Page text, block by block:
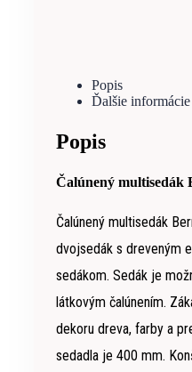
Popis
Ďalšie informácie
Popis
Čalúnený multisedák
Čalúnený multisedák
dvojsedák s dreveným
sedákom. Sedák je
látkovým čalúnením.
dekoru dreva, farby a
sedadla je 400 mm.